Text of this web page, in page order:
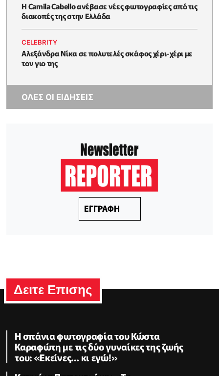
Η Camila Cabello ανέβασε νέες φωτογραφίες από τις
διακοπές της στην Ελλάδα
CELEBRITY
Αλεξάνδρα Νίκα σε πολυτελές σκάφος χέρι-χέρι με
τον γιο της
ΟΛΕΣ ΟΙ ΕΙΔΗΣΕΙΣ
ΕΓΓΡΑΦΗ
Δειτε Επισης
Η σπάνια φωτογραφία του Κώστα
Καραφώτη με τις δύο γυναίκες της ζωής
του: «Εκείνες… κι εγώ!»